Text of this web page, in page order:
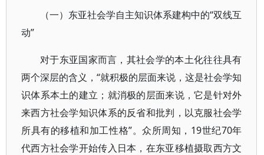
（一）东亚社会学自主知识体系建构中的“双线互
动”
对于东亚国家而言，其社会学的本土化往往具有
两个深层的含义，“就积极的层面来说，这是社会学知
识体系本土的建立；就消极的层面来说，它是针对外
来西方社会学知识体系的反省和批判，以克服社会学
所具有的移植和加工性格”。众所周知，19世纪70年
代西方社会学开始传入日本，在东亚移植摄取西方文